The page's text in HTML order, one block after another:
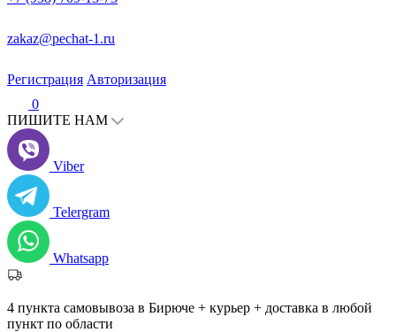
zakaz@pechat-1.ru
Регистрация Авторизация
0
ПИШИТЕ НАМ
Viber
Telergram
Whatsapp
4 пункта самовывоза в Бирюче + курьер + доставка в любой
пункт по области